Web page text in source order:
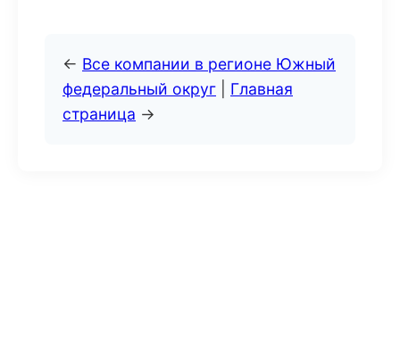
← Все компании в регионе Южный
федеральный округ
Главная
страница →